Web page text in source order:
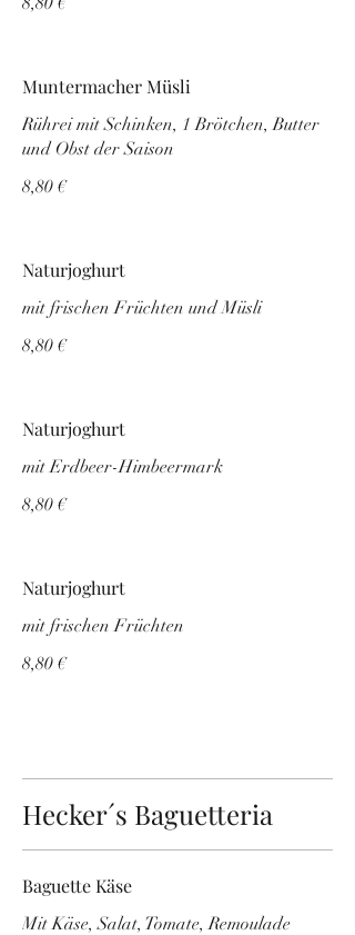
Muntermacher Müsli
Rührei mit Schinken, 1 Brötchen, Butter
und Obst der Saison
8,80 €
Naturjoghurt
mit frischen Früchten und Müsli
8,80 €
Naturjoghurt
mit Erdbeer-Himbeermark
8,80 €
Naturjoghurt
mit frischen Früchten
8,80 €
Hecker´s Baguetteria
Baguette Käse
Mit Käse, Salat, Tomate, Remoulade